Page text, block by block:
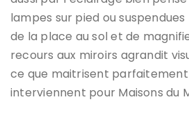
lampes sur pied ou
de la place au sol et de
recours aux miroirs agrandit
ce que maitrisent
interviennent pour Maisons du